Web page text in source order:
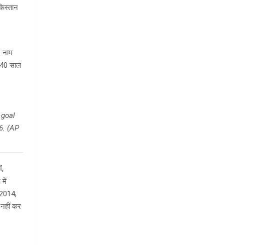
नाम
साल
(AP
में
कर